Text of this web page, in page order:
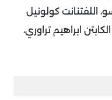
اللفتنانت كولونيل
ابراهيم تراوري،